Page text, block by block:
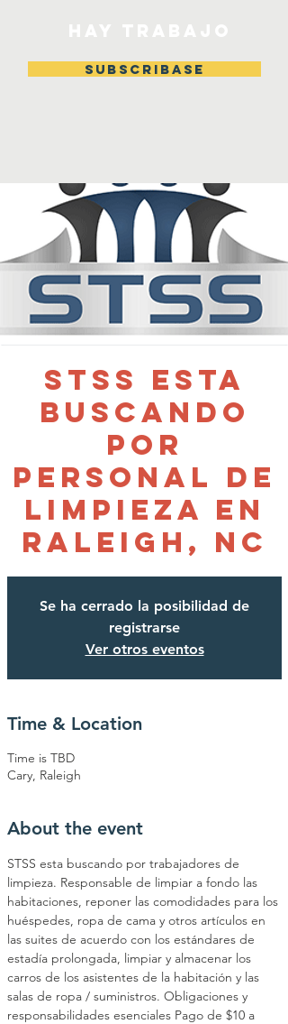
Subscribase
STSS esta
buscando
por
personal de
limpieza en
Raleigh, NC
Se ha cerrado la posibilidad de
registrarse
Ver otros eventos
Time & Location
Time is TBD
Cary, Raleigh
About the event
STSS esta buscando por trabajadores de
limpieza. Responsable de limpiar a fondo las
habitaciones, reponer las comodidades para los
huéspedes, ropa de cama y otros artículos en
las suites de acuerdo con los estándares de
estadía prolongada, limpiar y almacenar los
carros de los asistentes de la habitación y las
salas de ropa / suministros. Obligaciones y
responsabilidades esenciales Pago de $10 a